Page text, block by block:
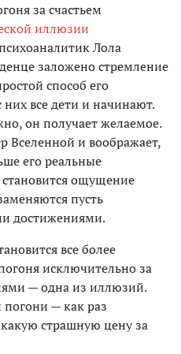
за счастьем
иллюзии
Лола
заложено стремление
способ его
все дети и начинают.
он получает желаемое.
Вселенной и воображает,
его реальные
ощущение
пусть
достижениями.
все более
исключительно за
— одна из иллюзий.
— как раз
страшную цену за